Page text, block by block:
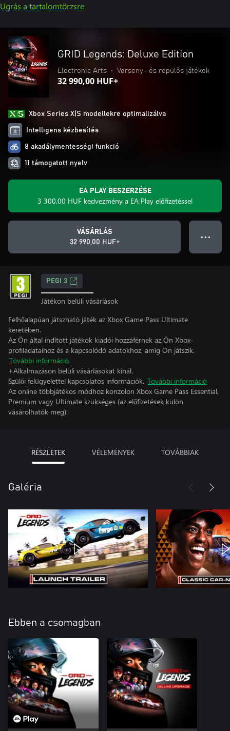
Ugrás a tartalomtörzsre
GRID Legends: Deluxe Edition
Electronic Arts • Verseny- és repülős játékok
32 990,00 HUF+
Xbox Series X|S modellekre optimalizálva
Intelligens kézbesítés
8 akadálymentességi funkció
11 támogatott nyelv
EA PLAY BESZERZÉSE
3 300,00 HUF kedvezmény a EA Play előfizetéssel
VÁSÁRLÁS
32 990,00 HUF+
● ● ●
PEGI 3
Játékon belüli vásárlások
Felhőalapúan játszható játék az Xbox Game Pass Ultimate
keretében.
Az Ön által indított játékok kiadói hozzáférnek az Ön Xbox-
profiladataihoz és a kapcsolódó adatokhoz, amíg Ön játszik.
További információ
+Alkalmazáson belüli vásárlásokat kínál.
Szülői felügyelettel kapcsolatos információk. További információ
Az online többjátékos módhoz konzolon Xbox Game Pass Essential,
Premium vagy Ultimate szükséges (az előfizetések külön
vásárolhatók meg).
RÉSZLETEK VÉLEMÉNYEK TOVÁBBIAK
Galéria
Ebben a csomagban